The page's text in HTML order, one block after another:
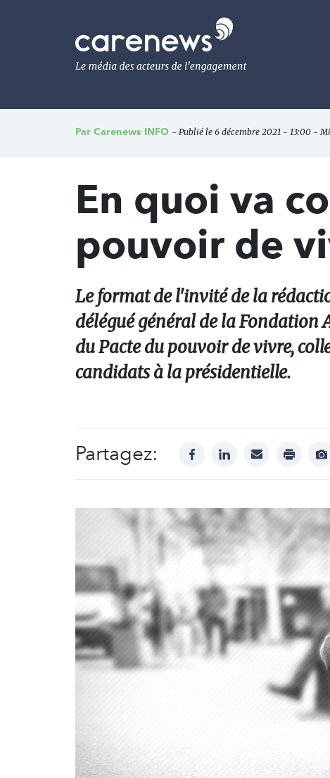
Le
média
de
l'engagement
Par Carenews INFO - Publié le 6 décembre 2021 - 13:00 -
En quoi va
pouvoir de
Le format de l'invité de la
délégué général de la Fondation
du Pacte du pouvoir de vivre,
candidats à la présidentielle.
Partagez: facebooklinkedinmail print